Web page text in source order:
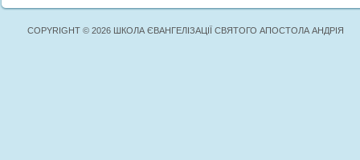
COPYRIGHT © 2026 ШКОЛА ЄВАНГЕЛІЗАЦІЇ СВЯТОГО АПОСТОЛА АНДРІЯ